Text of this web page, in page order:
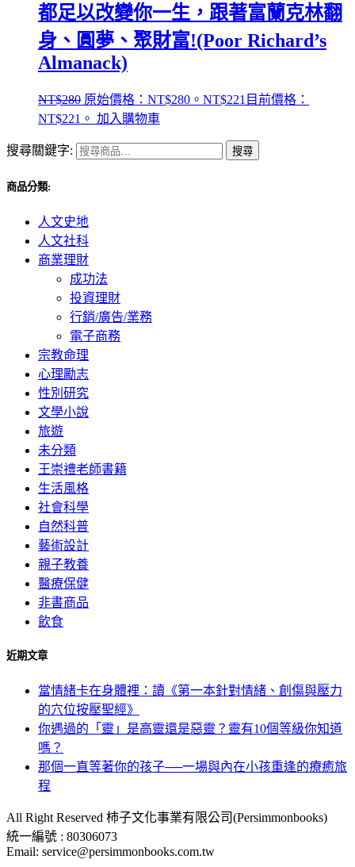
都足以改變你一生，跟著富蘭克林翻
身、圓夢、聚財富!(Poor Richard’s
Almanack)
NT$280 原始價格：NT$280。 NT$221 目前價格：
NT$221。 加入購物車
搜尋關鍵字: 搜尋
商品分類:
人文史地
人文社科
商業理財
成功法
投資理財
行銷/廣告/業務
電子商務
宗教命理
心理勵志
性別研究
文學小說
旅遊
未分類
王崇禮老師書籍
生活風格
社會科學
自然科普
藝術設計
親子教養
醫療保健
非書商品
飲食
近期文章
當情緒卡在身體裡：讀《第一本針對情緒、創傷與壓力
的穴位按壓聖經》
你遇過的「靈」是高靈還是惡靈？靈有10個等級你知道
嗎？
那個一直等著你的孩子──一場與內在小孩重逢的療癒旅
程
All Right Reserved 柿子文化事業有限公司(Persimmonbooks)
統一編號 : 80306073
Email: service@persimmonbooks.com.tw